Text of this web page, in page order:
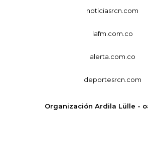
noticiasrcn.com
lafm.com.co
alerta.com.co
deportesrcn.com
Organización Ardila Lülle -